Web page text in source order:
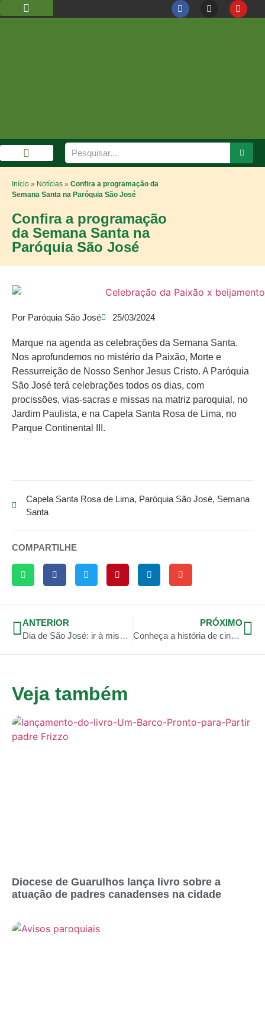
Início » Notícias » Confira a programação da
Semana Santa na Paróquia São José
Confira a programação
da Semana Santa na
Paróquia São José
Por Paróquia São José 25/03/2024
Marque na agenda as celebrações da Semana Santa.
Nos aprofundemos no mistério da Paixão, Morte e
Ressurreição de Nosso Senhor Jesus Cristo. A Paróquia
São José terá celebrações todos os dias, com
procissões, vias-sacras e missas na matriz paroquial, no
Jardim Paulista, e na Capela Santa Rosa de Lima, no
Parque Continental III.
Capela Santa Rosa de Lima, Paróquia São José, Semana
Santa
COMPARTILHE
ANTERIOR
Dia de São José: ir à missa é obrigatório
PRÓXIMO
Conheça a história de cinco mártires da Igreja
Veja também
Diocese de Guarulhos lança livro sobre a
atuação de padres canadenses na cidade